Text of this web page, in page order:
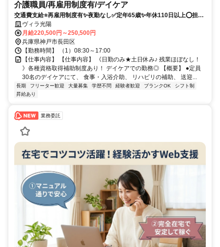
介護職員/再雇用制度有/デイケア
交通費支給⭐️再雇用制度有✨夜勤なし✅️定年65歳✨年休110日以上⭕️担当
者オススメ✨経験者優遇❗️車通勤ＯＫ⭐️高額求人
ヴィラ光陽
月給220,500円～250,500円
兵庫県神戸市長田区
【勤務時間】 （1）08:30～17:00
【仕事内容】 【仕事内容】 《日勤のみ★土日休み♪ 残業ほぼなし！
》各種資格取得補助制度あり！ デイケアでの勤務◎ 【概要】 ●定員
30名のデイケアにて、 食事・入浴介助、 リハビリの補助、 送迎...
長期 フリーター歓迎 大量募集 学歴不問 経験者歓迎 ブランクOK
シフト制
昇給あり
業務委託